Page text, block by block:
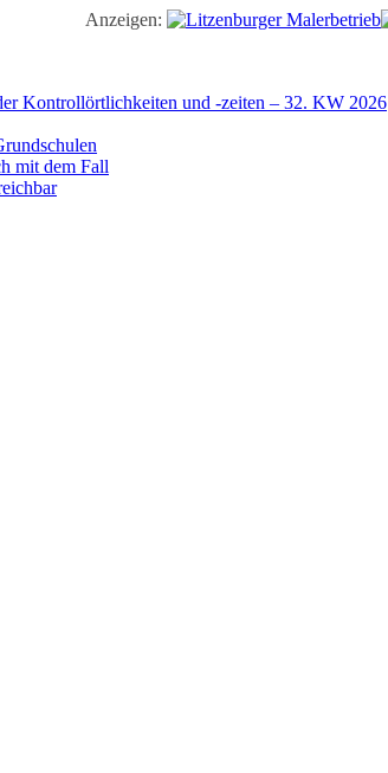
Anzeigen:
Kontrollörtlichkeiten und -zeiten – 32. KW 2026
mit dem Fall